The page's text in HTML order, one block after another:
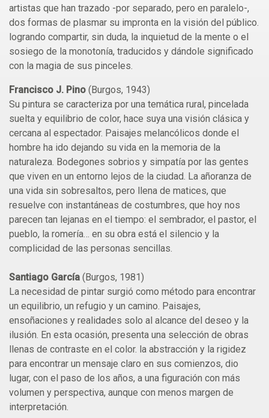
artistas que han trazado -por separado, pero en paralelo-,
dos formas de plasmar su impronta en la visión del público.
logrando compartir, sin duda, la inquietud de la mente o el
sosiego de la monotonía, traducidos y dándole significado
con la magia de sus pinceles.
Francisco J. Pino (Burgos, 1943)
Su pintura se caracteriza por una temática rural, pincelada
suelta y equilibrio de color, hace suya una visión clásica y
cercana al espectador. Paisajes melancólicos donde el
hombre ha ido dejando su vida en la memoria de la
naturaleza. Bodegones sobrios y simpatía por las gentes
que viven en un entorno lejos de la ciudad. La añoranza de
una vida sin sobresaltos, pero llena de matices, que
resuelve con instantáneas de costumbres, que hoy nos
parecen tan lejanas en el tiempo: el sembrador, el pastor, el
pueblo, la romería… en su obra está el silencio y la
complicidad de las personas sencillas.
Santiago García (Burgos, 1981)
La necesidad de pintar surgió como método para encontrar
un equilibrio, un refugio y un camino. Paisajes,
ensoñaciones y realidades solo al alcance del deseo y la
ilusión. En esta ocasión, presenta una selección de obras
llenas de contraste en el color. la abstracción y la rigidez
para encontrar un mensaje claro en sus comienzos, dio
lugar, con el paso de los años, a una figuración con más
volumen y perspectiva, aunque con menos margen de
interpretación.